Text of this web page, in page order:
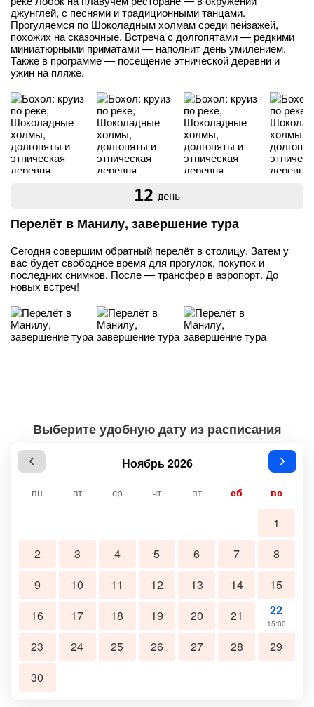
джунглей, с песнями и традиционными танцами.
Прогуляемся по Шоколадным холмам среди пейзажей,
похожих на сказочные. Встреча с долгопятами — редкими
миниатюрными приматами — наполнит день умилением.
Также в программе — посещение этнической деревни и
ужин на пляже.
12 день
Перелёт в Манилу, завершение тура
Сегодня совершим обратный перелёт в столицу. Затем у
вас будет свободное время для прогулок, покупок и
последних снимков. После — трансфер в аэропорт. До
новых встреч!
Выберите удобную дату из расписания
Ноябрь 2026
пн вт ср чт пт сб вс
1
2
3 4 5 6 7
8
9
10 11 12 13 14
15
16
17 18 19 20 21 22
15:00
23 24 25 26 27 28
29
30